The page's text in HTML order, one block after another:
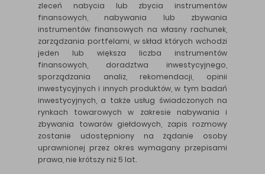
zleceń nabycia lub zbycia instrumentów
finansowych, nabywania lub zbywania
instrumentów finansowych na własny rachunek,
zarządzania portfelami, w skład których wchodzi
jeden lub większa liczba instrumentów
finansowych, doradztwa inwestycyjnego,
sporządzania analiz, rekomendacji, opinii
inwestycyjnych i innych produktów, w tym badań
inwestycyjnych, a także usług świadczonych na
rynkach towarowych w zakresie nabywania i
zbywania towarów giełdowych, zapis rozmowy
zostanie udostępniony na żądanie osoby
uprawnionej przez okres wymagany przepisami
prawa, nie krótszy niż 5 lat.